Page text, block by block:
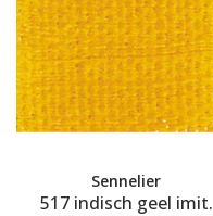
Sennelier
517 indisch geel imit.